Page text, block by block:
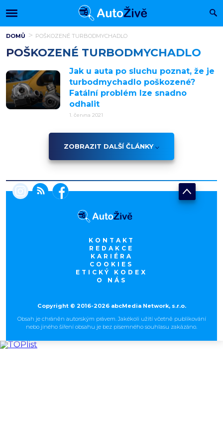
DOMŮ POŠKOZENÉ TURBODMYCHADLO
POŠKOZENÉ TURBODMYCHADLO
Jak u auta po sluchu poznat, že je
turbodmychadlo poškozené?
Fatální problém lze snadno
odhalit
1. června 2021
ZOBRAZIT DALŠÍ ČLÁNKY
KONTAKT
REDAKCE
KARIÉRA
COOKIES
ETICKÝ KODEX
O NÁS
Copyright © 2016-2026 abcMedia Network, s.r.o.
Obsah je chráněn autorským právem. Jakékoli užití včetně publikování
nebo jiného šíření obsahu je bez písemného souhlasu zakázáno.